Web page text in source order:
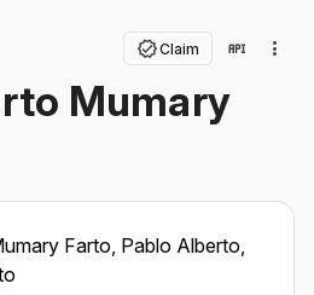
Claim
Mumary
Farto, Pablo Alberto,